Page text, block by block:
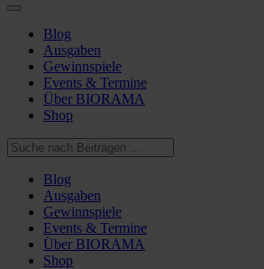
Blog
Ausgaben
Gewinnspiele
Events & Termine
Über BIORAMA
Shop
Blog
Ausgaben
Gewinnspiele
Events & Termine
Über BIORAMA
Shop